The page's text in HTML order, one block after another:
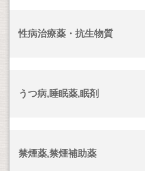
性病治療薬・抗生物質
うつ病,睡眠薬,眠剤
禁煙薬,禁煙補助薬